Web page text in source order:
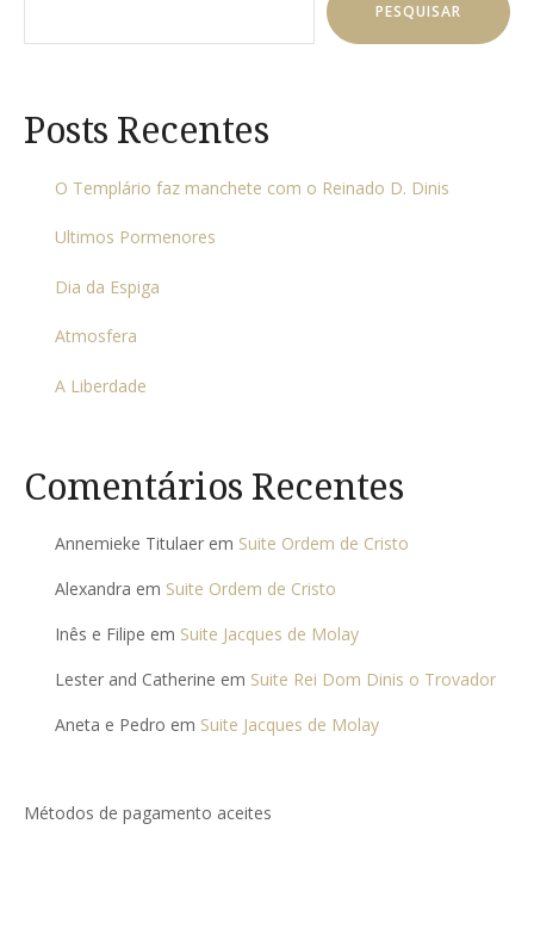
PESQUISAR
Posts Recentes
O Templário faz manchete com o Reinado D. Dinis
Ultimos Pormenores
Dia da Espiga
Atmosfera
A Liberdade
Comentários Recentes
Annemieke Titulaer em Suite Ordem de Cristo
Alexandra em Suite Ordem de Cristo
Inês e Filipe em Suite Jacques de Molay
Lester and Catherine em Suite Rei Dom Dinis o Trovador
Aneta e Pedro em Suite Jacques de Molay
Métodos de pagamento aceites